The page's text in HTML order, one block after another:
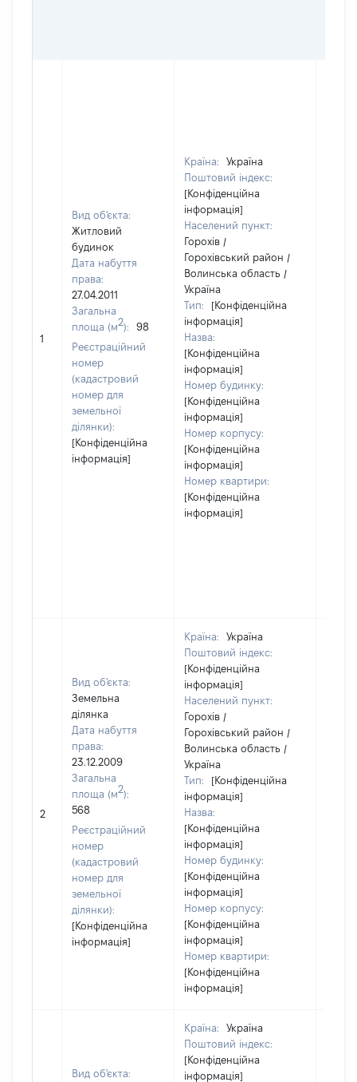
1
Вид об'єкта:
Житловий
будинок
Дата набуття
права:
27.04.2011
Загальна
площа (м2):
98
Реєстраційний
номер
(кадастровий
номер для
земельної
ділянки):
[Конфіденційна
інформація]
Країна:
Україна
Поштовий індекс:
[Конфіденційна
інформація]
Населений пункт:
Горохів /
Горохівський район /
Волинська область /
Україна
Тип:
[Конфіденційна
інформація]
Назва:
[Конфіденційна
інформація]
Номер будинку:
[Конфіденційна
інформація]
Номер корпусу:
[Конфіденційна
інформація]
Номер квартири:
[Конфіденційна
інформація]
2
Вид об'єкта:
Земельна
ділянка
Дата набуття
права:
23.12.2009
Загальна
площа (м2):
568
Реєстраційний
номер
(кадастровий
номер для
земельної
ділянки):
[Конфіденційна
інформація]
Країна:
Україна
Поштовий індекс:
[Конфіденційна
інформація]
Населений пункт:
Горохів /
Горохівський район /
Волинська область /
Україна
Тип:
[Конфіденційна
інформація]
Назва:
[Конфіденційна
інформація]
Номер будинку:
[Конфіденційна
інформація]
Номер корпусу:
[Конфіденційна
інформація]
Номер квартири:
[Конфіденційна
інформація]
Вид об'єкта:
Країна:
Україна
Поштовий індекс:
[Конфіденційна
інформація]